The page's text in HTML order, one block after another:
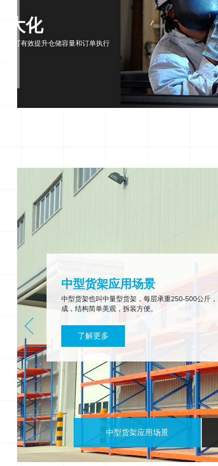
大化
，可有效提升仓储容量和订单执行
中型货架应用场景
中型货架也叫中量型货架，每层承重250-500公斤
成，结构简单美观，拆装方便。
了解更多
中型货架应用场景